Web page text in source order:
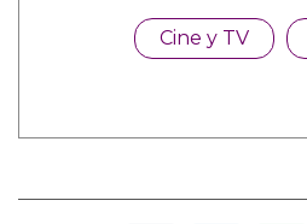
Cine y TV